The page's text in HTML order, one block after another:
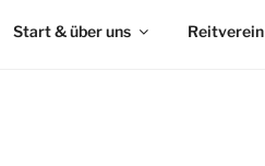
Start & über uns Reitverein